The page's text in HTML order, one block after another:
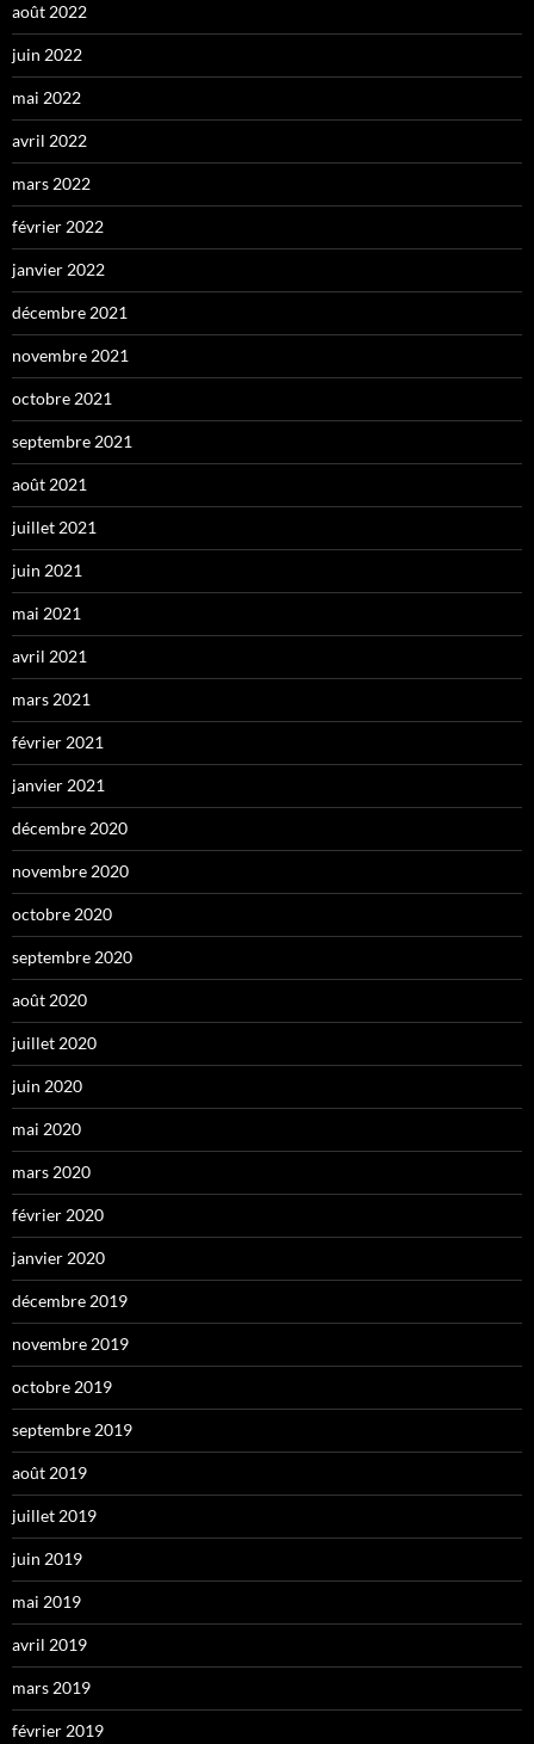
août 2022
juin 2022
mai 2022
avril 2022
mars 2022
février 2022
janvier 2022
décembre 2021
novembre 2021
octobre 2021
septembre 2021
août 2021
juillet 2021
juin 2021
mai 2021
avril 2021
mars 2021
février 2021
janvier 2021
décembre 2020
novembre 2020
octobre 2020
septembre 2020
août 2020
juillet 2020
juin 2020
mai 2020
mars 2020
février 2020
janvier 2020
décembre 2019
novembre 2019
octobre 2019
septembre 2019
août 2019
juillet 2019
juin 2019
mai 2019
avril 2019
mars 2019
février 2019